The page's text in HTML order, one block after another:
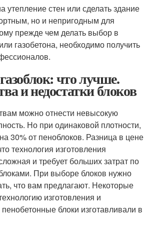
утепление стен или сделать здание
но и непригодным для
прежде чем делать выбор в
газобетона, необходимо получить
что лучше.
и недостатки блоков
можно отнести невысокую
Но при одинаковой плотности,
30% от пеноблоков. Разница в цене
технология изготовления
и требует больших затрат по
При выборе блоков нужно
что вам предлагают. Некоторые
изготовления и
блоки изготавливали в